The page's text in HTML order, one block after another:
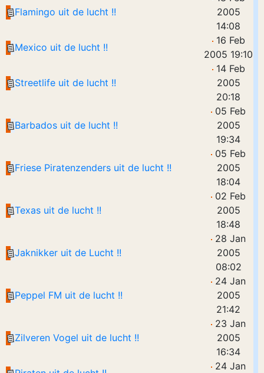
Flamingo uit de lucht !!
2005
14:08
Mexico uit de lucht !!
16 Feb
2005 19:10
Streetlife uit de lucht !!
14 Feb
2005
20:18
Barbados uit de lucht !!
05 Feb
2005
19:34
Friese Piratenzenders uit de lucht !!
05 Feb
2005
18:04
Texas uit de lucht !!
02 Feb
2005
18:48
Jaknikker uit de Lucht !!
28 Jan
2005
08:02
Peppel FM uit de lucht !!
24 Jan
2005
21:42
Zilveren Vogel uit de lucht !!
23 Jan
2005
16:34
24 Jan